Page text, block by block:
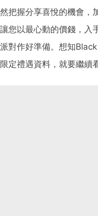
把握分享喜悅的機會，
您以最心動的價錢，入
對作好準備。想知
定禮遇資料，就要繼續